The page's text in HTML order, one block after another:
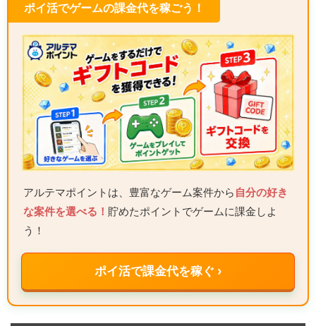
ポイ活でゲームの課金代を稼ごう！
アルテマポイントは、豊富なゲーム案件から 自分の好き
な案件を選べる！ 貯めたポイントでゲームに課金しよ
う！
ポイ活で課金代を稼ぐ ›